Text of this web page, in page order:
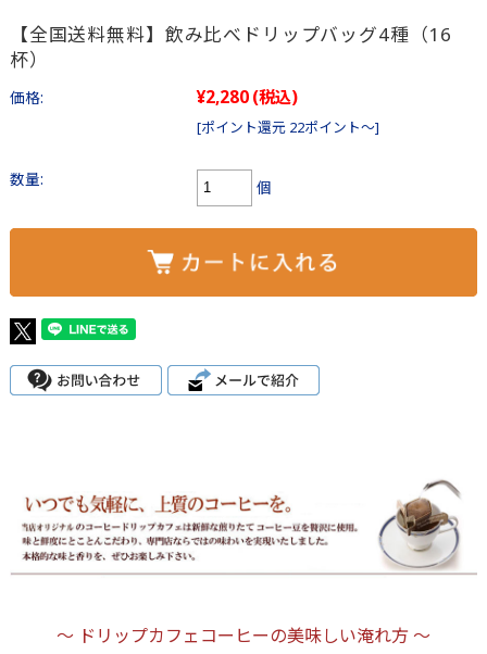
【全国送料無料】飲み比べドリップバッグ4種（16
杯）
価格: ¥2,280(税込)
[ポイント還元 22ポイント～]
数量: 個
～ ドリップカフェコーヒーの美味しい淹れ方 ～